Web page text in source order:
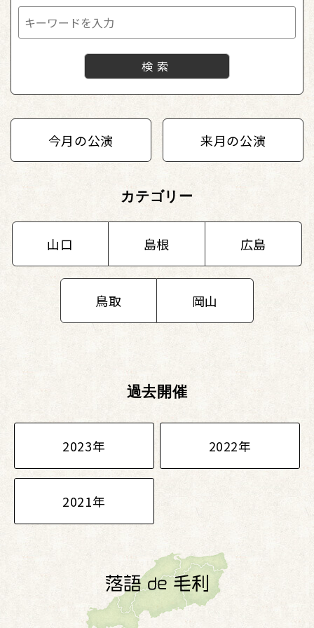
今月の公演 来月の公演
カテゴリー
山口 島根 広島
鳥取 岡山
過去開催
2023年 2022年
2021年